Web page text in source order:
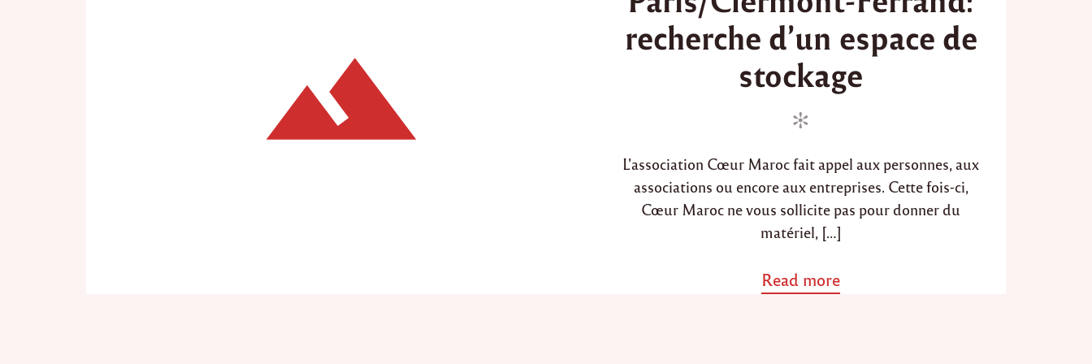
d
i
n
d
o
n
recherche d’un espace de
stockage
L’association Cœur Maroc fait appel aux personnes, aux
associations ou encore aux entreprises. Cette fois-ci,
Cœur Maroc ne vous sollicite pas pour donner du
matériel, […]
Read morea
b